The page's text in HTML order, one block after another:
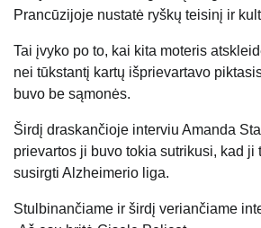
Prancūzijoje nustatė ryškų teisinį ir
Tai įvyko po to, kai kita moteris
nei tūkstantį kartų išprievartavo
buvo be sąmonės.
Širdį draskančioje interviu Amanda
prievartos ji buvo tokia sutrikusi, kad ji
susirgti Alzheimerio liga.
Stulbinančiame ir širdį veriančiame